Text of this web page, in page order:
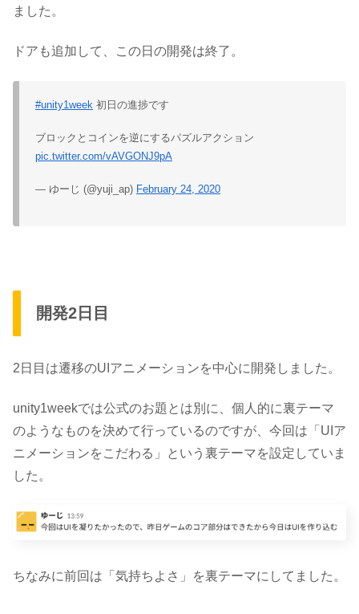
ました。
ドアも追加して、この日の開発は終了。
#unity1week 初日の進捗です
ブロックとコインを逆にするパズルアクション
pic.twitter.com/vAVGONJ9pA
— ゆーじ (@yuji_ap) February 24, 2020
開発2日目
2日目は遷移のUIアニメーションを中心に開発しました。
unity1weekでは公式のお題とは別に、個人的に裏テーマ
のようなものを決めて行っているのですが、今回は 「UIア
ニメーションをこだわる」
という裏テーマを設定していま
した。
ちなみに前回は 「気持ちよさ」 を裏テーマにしてました。